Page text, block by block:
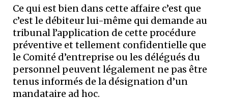
Ce qui est bien dans cette affaire c’est que
c’est le débiteur lui-même qui demande au
tribunal l’application de cette procédure
préventive et tellement confidentielle que
le Comité d’entreprise ou les délégués du
personnel peuvent légalement ne pas être
tenus informés de la désignation d’un
mandataire ad hoc.